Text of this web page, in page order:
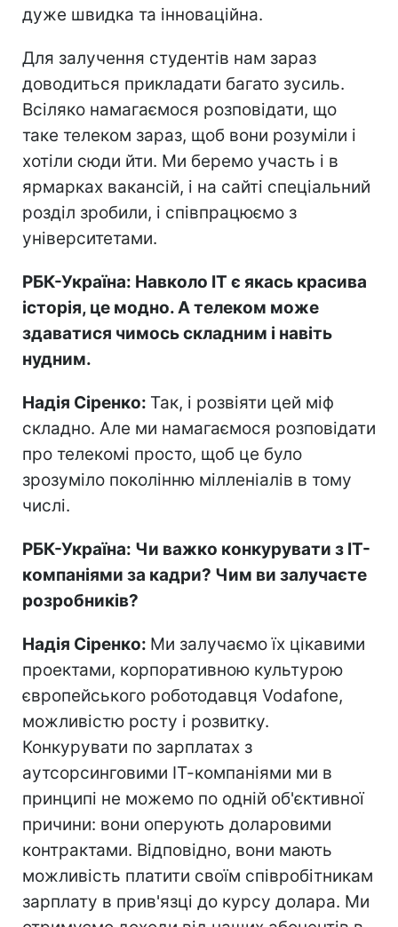
дуже швидка та інноваційна.
Для залучення студентів нам зараз
доводиться прикладати багато зусиль.
Всіляко намагаємося розповідати, що
таке телеком зараз, щоб вони розуміли і
хотіли сюди йти. Ми беремо участь і в
ярмарках вакансій, і на сайті спеціальний
розділ зробили, і співпрацюємо з
університетами.
РБК-Україна: Навколо ІТ є якась красива
історія, це модно. А телеком може
здаватися чимось складним і навіть
нудним.
Надія Сіренко: Так, і розвіяти цей міф
складно. Але ми намагаємося розповідати
про телекомі просто, щоб це було
зрозуміло поколінню мілленіалів в тому
числі.
РБК-Україна: Чи важко конкурувати з ІТ-
компаніями за кадри? Чим ви залучаєте
розробників?
Надія Сіренко: Ми залучаємо їх цікавими
проектами, корпоративною культурою
європейського роботодавця Vodafone,
можливістю росту і розвитку.
Конкурувати по зарплатах з
аутсорсинговими ІТ-компаніями ми в
принципі не можемо по одній об'єктивної
причини: вони оперують доларовими
контрактами. Відповідно, вони мають
можливість платити своїм співробітникам
зарплату в прив'язці до курсу долара. Ми